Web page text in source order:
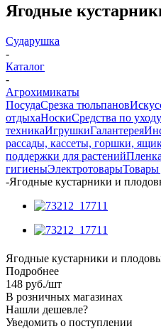
Ягодные
Сударушка
-
Каталог
-
Агрохимикаты
ПосудаСрезка тюльпанов
отдыхаНоскиСредства по
техникаИгрушкиГалантерея
рассады, кассеты, горшки,
поддержки для растений
гигиеныЭлектротоварыТовары
-Ягодные кустарники и
Ягодные кустарники и
Подробнее
148 руб./шт
В розничных магазинах
Нашли дешевле?
Уведомить о поступлении